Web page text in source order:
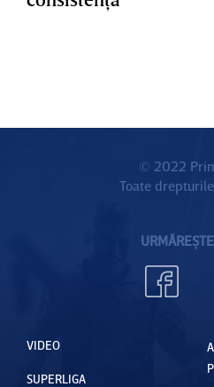
© 2022
Toate
VIDEO
SUPERLIGA